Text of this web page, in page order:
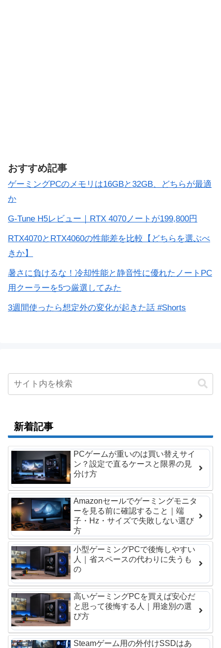
おすすめ記事
ゲーミングPCのメモリは16GBと32GB、どちらが最適
か
G-Tune H5レビュー｜RTX 4070ノートが199,800円
RTX4070とRTX4060の性能差を比較【どちらを選ぶべ
きか】
暑さに負けるな！冷却性能と静音性に優れたノートPC
用クーラーを5つ厳選してみた
3週間使ったら想定外の変化が起きた話 #Shorts
新着記事
PCゲームが重いのは買い替えサイ
ン？設定で直るケースと限界の見
分け方
Amazonセールでゲーミングモニタ
ーを見る前に確認すること｜端
子・Hz・サイズで失敗しない選び
方
小型ゲーミングPCで後悔しやすい
人｜省スペースの代わりに失うも
の
高いゲーミングPCを買えば安心だ
と思って後悔する人｜用途別の選
び方
Steamゲーム用の外付けSSDはあ